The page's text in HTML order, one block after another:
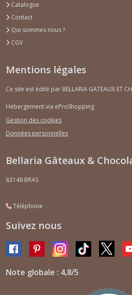
Catalogue
Contact
Qui sommes nous ?
CGV
Mentions légales
Ce site est édité par BELLARIA GATEAUX ET
Hébergement via eProShopping
Gestion des cookies
Données personnelles
Bellaria Gâteaux &
83149 BRAS
Téléphone
Suivez nous
Note globale : 4,8/5